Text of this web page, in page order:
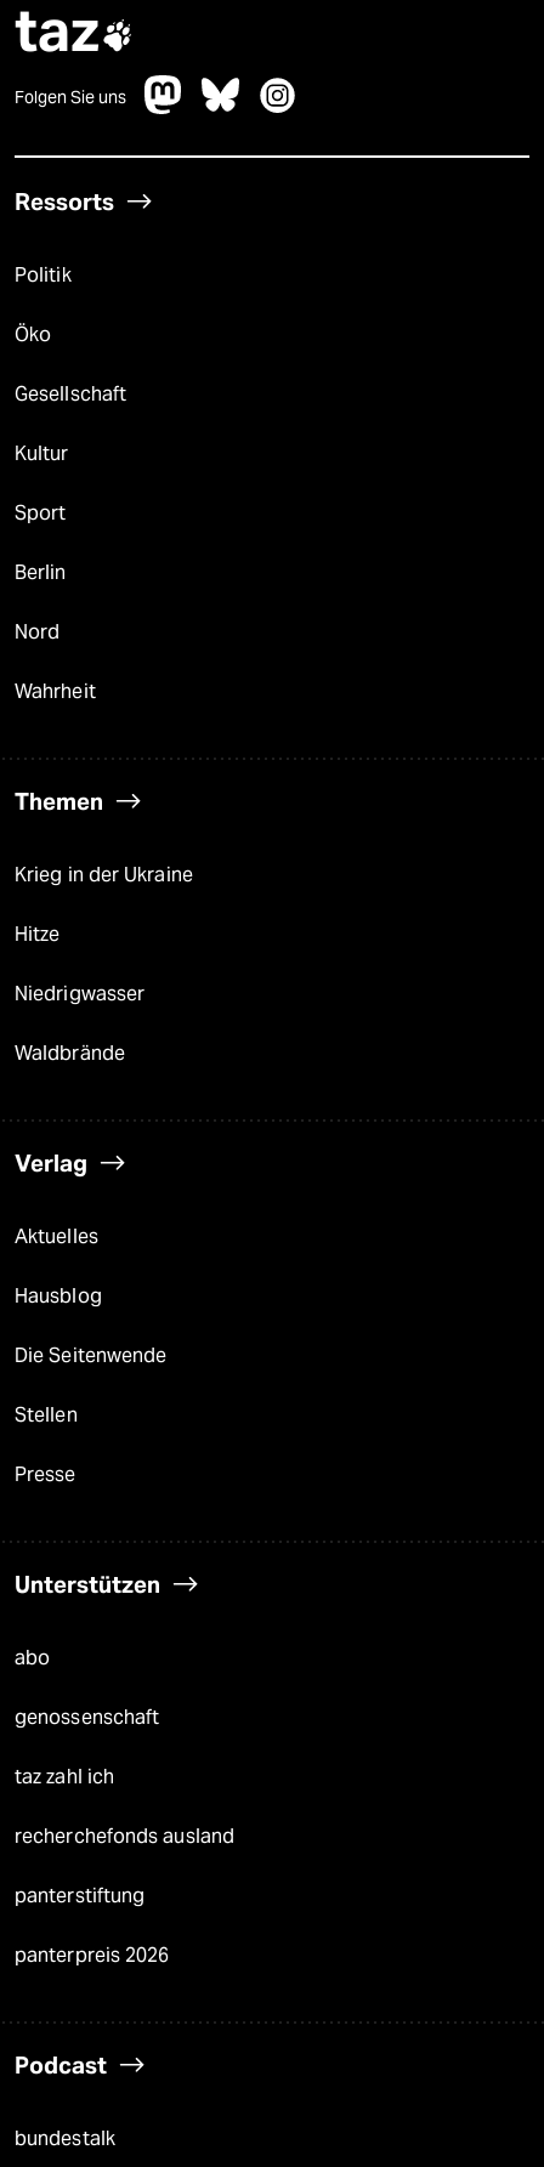
taz
Folgen Sie uns
Ressorts
Politik
Öko
Gesellschaft
Kultur
Sport
Berlin
Nord
Wahrheit
Themen
Krieg in der Ukraine
Hitze
Niedrigwasser
Waldbrände
Verlag
Aktuelles
Hausblog
Die Seitenwende
Stellen
Presse
Unterstützen
abo
genossenschaft
taz zahl ich
recherchefonds ausland
panterstiftung
panterpreis 2026
Podcast
bundestalk